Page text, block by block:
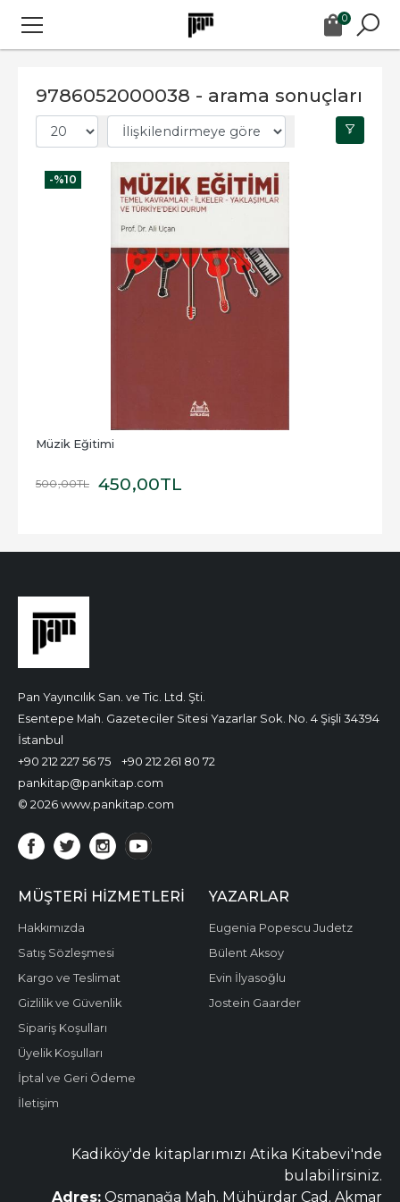
0
9786052000038 - arama sonuçları
-%10
Müzik Eğitimi
500,00TL 450,00TL
Pan Yayıncılık San. ve Tic. Ltd. Şti.
Esentepe Mah. Gazeteciler Sitesi Yazarlar Sok. No. 4 Şişli 34394
İstanbul
+90 212 227 56 75
+90 212 261 80 72
pankitap@pankitap.com
© 2026 www.pankitap.com
MÜŞTERI HIZMETLERI
Hakkımızda
Satış Sözleşmesi
Kargo ve Teslimat
Gizlilik ve Güvenlik
Sipariş Koşulları
Üyelik Koşulları
İptal ve Geri Ödeme
İletişim
YAZARLAR
Eugenia Popescu Judetz
Bülent Aksoy
Evin İlyasoğlu
Jostein Gaarder
Kadiköy'de kitaplarımızı Atika Kitabevi'nde
bulabilirsiniz.
Adres: Osmanağa Mah. Mühürdar Cad. Akmar